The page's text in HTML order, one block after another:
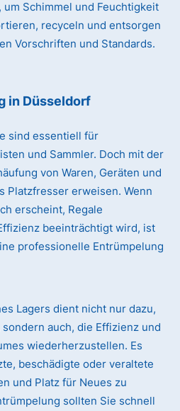
Schimmel und Feuchtigkeit
recyceln und entsorgen
Vorschriften und Standards.
in Düsseldorf
sind essentiell für
und Sammler. Doch mit der
von Waren, Geräten und
Platzfresser erweisen. Wenn
erscheint, Regale
beeinträchtigt wird, ist
professionelle Entrümpelung
Lagers dient nicht nur dazu,
auch, die Effizienz und
wiederherzustellen. Es
beschädigte oder veraltete
und Platz für Neues zu
sollten Sie schnell